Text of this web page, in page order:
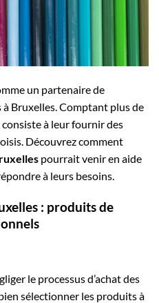
un partenaire de
Bruxelles. Comptant plus de
consiste à leur fournir des
Découvrez comment
pourrait venir en aide
à leurs besoins.
: produits de
le processus d’achat des
sélectionner les produits à